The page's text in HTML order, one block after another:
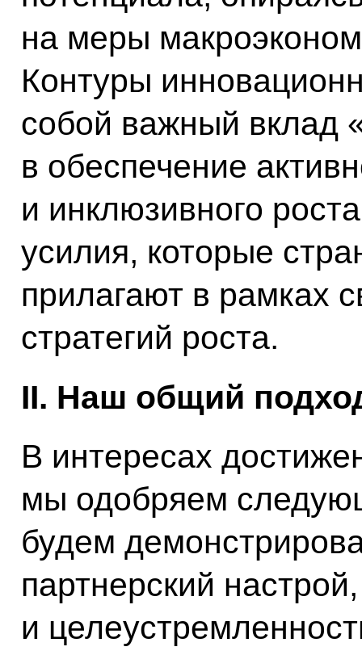
на меры
Контуры
собой важный вклад
в обеспечение
и инклюзивного
усилия, которые
прилагают в рамках
стратегий роста.
II. Наш общий
В интересах
мы одобряем
будем
партнерский
и